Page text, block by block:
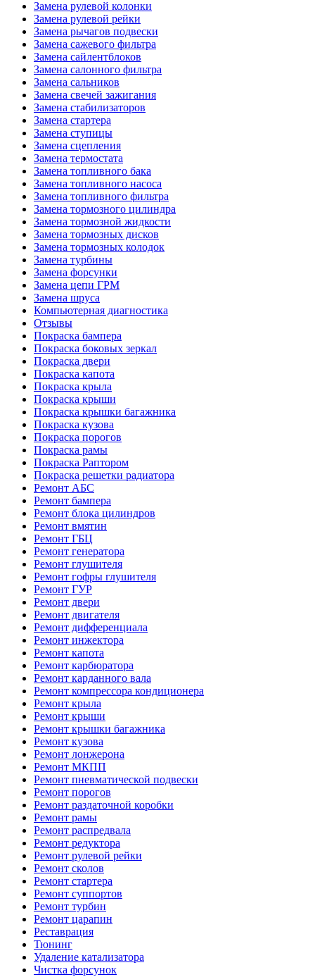
Замена рулевой колонки
Замена рулевой рейки
Замена рычагов подвески
Замена сажевого фильтра
Замена сайлентблоков
Замена салонного фильтра
Замена сальников
Замена свечей зажигания
Замена стабилизаторов
Замена стартера
Замена ступицы
Замена сцепления
Замена термостата
Замена топливного бака
Замена топливного насоса
Замена топливного фильтра
Замена тормозного цилиндра
Замена тормозной жидкости
Замена тормозных дисков
Замена тормозных колодок
Замена турбины
Замена форсунки
Замена цепи ГРМ
Замена шруса
Компьютерная диагностика
Отзывы
Покраска бампера
Покраска боковых зеркал
Покраска двери
Покраска капота
Покраска крыла
Покраска крыши
Покраска крышки багажника
Покраска кузова
Покраска порогов
Покраска рамы
Покраска Раптором
Покраска решетки радиатора
Ремонт АБС
Ремонт бампера
Ремонт блока цилиндров
Ремонт вмятин
Ремонт ГБЦ
Ремонт генератора
Ремонт глушителя
Ремонт гофры глушителя
Ремонт ГУР
Ремонт двери
Ремонт двигателя
Ремонт дифференциала
Ремонт инжектора
Ремонт капота
Ремонт карбюратора
Ремонт карданного вала
Ремонт компрессора кондиционера
Ремонт крыла
Ремонт крыши
Ремонт крышки багажника
Ремонт кузова
Ремонт лонжерона
Ремонт МКПП
Ремонт пневматической подвески
Ремонт порогов
Ремонт раздаточной коробки
Ремонт рамы
Ремонт распредвала
Ремонт редуктора
Ремонт рулевой рейки
Ремонт сколов
Ремонт стартера
Ремонт суппортов
Ремонт турбин
Ремонт царапин
Реставрация
Тюнинг
Удаление катализатора
Чистка форсунок